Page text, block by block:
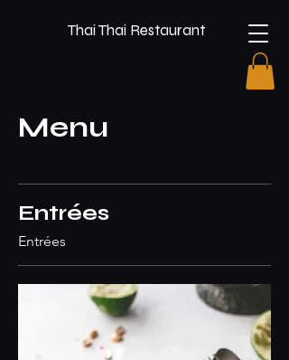
Thai Thai Restaurant
Menu
Entrées
Entrées